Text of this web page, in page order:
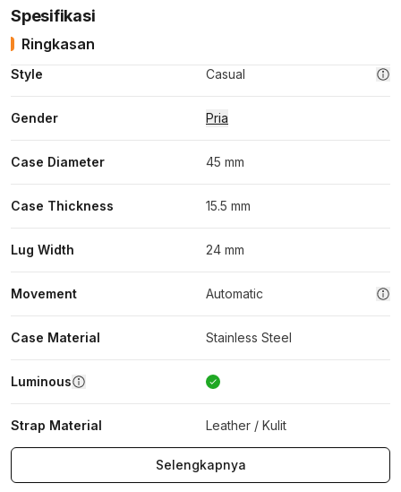
Spesifikasi
Ringkasan
Style Casual
Gender Pria
Case Diameter 45 mm
Case Thickness 15.5 mm
Lug Width 24 mm
Movement Automatic
Case Material Stainless Steel
Luminous
Strap Material Leather / Kulit
Selengkapnya